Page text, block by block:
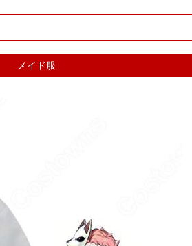
メイド服